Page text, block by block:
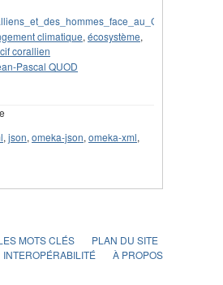
climatique, écosystème,
corallien
Pascal QUOD
, json, omeka-json, omeka-xml,
MOTS CLÉS
PLAN DU SITE
INTEROPÉRABILITÉ
À PROPOS